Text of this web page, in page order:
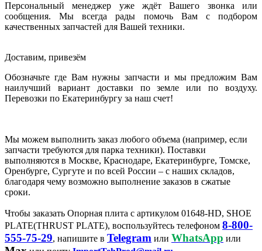
Персональный менеджер уже ждёт Вашего звонка или
сообщения. Мы всегда рады помочь Вам с подбором
качественных запчастей для Вашей техники.
Доставим, привезём
Обозначьте где Вам нужны запчасти и мы предложим Вам
наилучший вариант доставки по земле или по воздуху.
Перевозки по Екатеринбургу за наш счет!
Мы можем выполнить заказ любого объема (например, если
запчасти требуются для парка техники). Поставки
выполняются в Москве, Краснодаре, Екатеринбурге, Томске,
Оренбурге, Сургуте и по всей России – с наших складов,
благодаря чему возможно выполнение заказов в сжатые
сроки.
Чтобы заказать Опорная плита с артикулом 01648-HD, SHOE
PLATE(THRUST PLATE), воспользуйтесь телефоном 8-800-
555-75-29, напишите в Telegram или WhatsApp или